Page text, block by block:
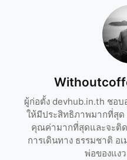
ผู้ก่อตั้ง devhub.in.th ชอ
ให้มีประสิทธิภาพมากที่สุด
คุณค่ามากที่สุดและจะติด
การเดินทาง ธรรมชาติ อ
พ่อของแง